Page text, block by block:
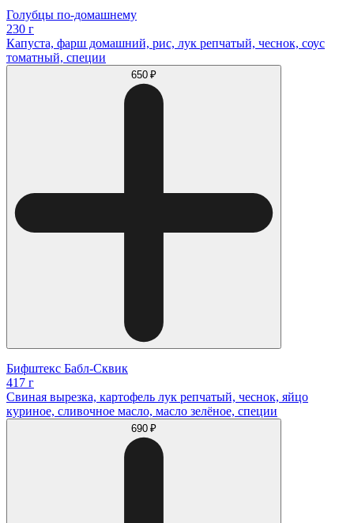
Голубцы по-домашнему
230 г
Капуста, фарш домашний, рис, лук репчатый, чеснок, соус
томатный, специи
650 ₽
Бифштекс Бабл-Сквик
417 г
Свиная вырезка, картофель лук репчатый, чеснок, яйцо
куриное, сливочное масло, масло зелёное, специи
690 ₽